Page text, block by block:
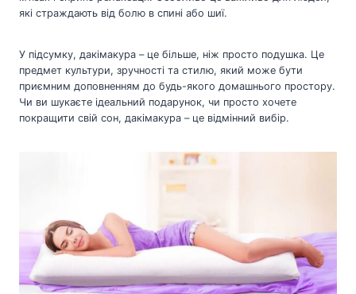
які страждають від болю в спині або шиї.
У підсумку, дакімакура – це більше, ніж просто подушка. Це
предмет культури, зручності та стилю, який може бути
приємним доповненням до будь-якого домашнього простору.
Чи ви шукаєте ідеальний подарунок, чи просто хочете
покращити свій сон, дакімакура – це відмінний вибір.